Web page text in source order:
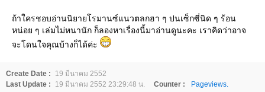
ถ้าใครชอบอ่านนิยายโรมานซ์แนวตลกฮา ๆ ปนเซ็กซี่นิด ๆ ร้อน
หน่อย ๆ เล่มไม่หนานัก ก็ลองหาเรื่องนี้มาอ่านดูนะคะ เราคิดว่าอาจ
จะโดนใจคุณบ้างก็ได้ค่ะ
Create Date :
19 มีนาคม 2552
Last Update :
19 มีนาคม 2552 23:29:48 น. Counter :
Pageviews.